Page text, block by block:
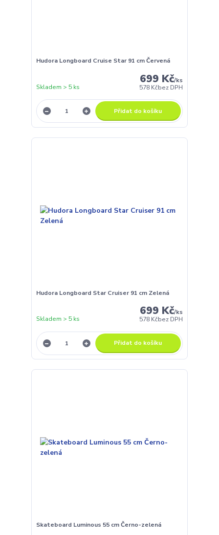
Hudora Longboard Cruise Star 91 cm Červená
699 Kč/ks
578 Kčbez DPH
Skladem > 5 ks
Přidat do košíku
Hudora Longboard Star Cruiser 91 cm Zelená
699 Kč/ks
578 Kčbez DPH
Skladem > 5 ks
Přidat do košíku
Skateboard Luminous 55 cm Černo-zelená